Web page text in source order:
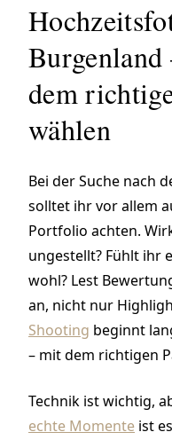
dem
wählen
Bei der Suche nach
solltet ihr vor allem
Portfolio achten.
ungestellt? Fühlt ihr
wohl? Lest
an, nicht nur
Shooting beginnt
– mit dem richtigen
Technik ist wichtig,
echte Momente ist